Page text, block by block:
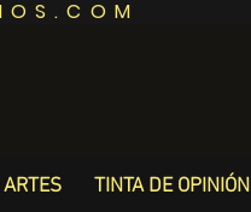
TINTA DE OPINIÓN